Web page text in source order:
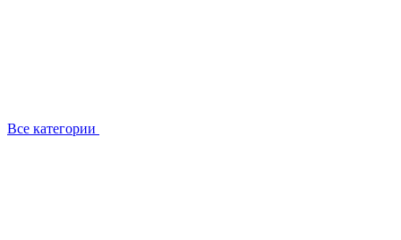
Все категории